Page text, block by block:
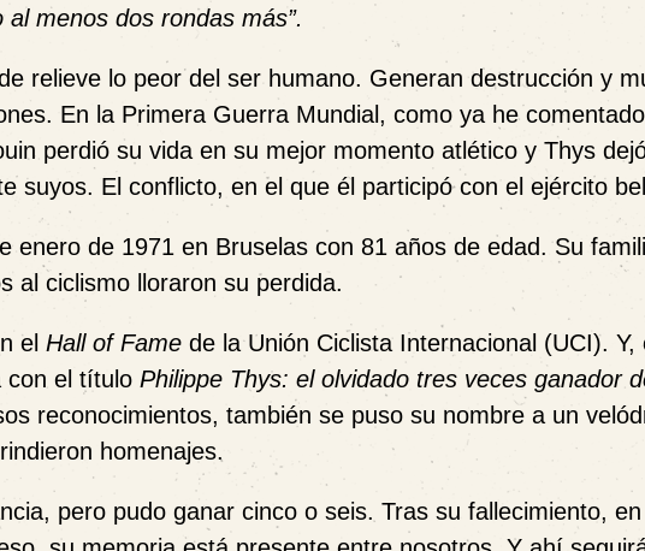
menos dos rondas más”.
relieve lo peor del ser humano. Generan destrucción y
En la Primera Guerra Mundial, como ya he
perdió su vida en su mejor momento atlético y Thys
suyos. El conflicto, en el que él participó con el ejército
enero de 1971 en Bruselas con 81 años de edad. Su
al ciclismo lloraron su perdida.
el Hall of Fame de la Unión Ciclista Internacional (UCI). Y,
con el título Philippe Thys: el olvidado tres veces ganador
reconocimientos, también se puso su nombre a un
homenajes.
pero pudo ganar cinco o seis. Tras su fallecimiento,